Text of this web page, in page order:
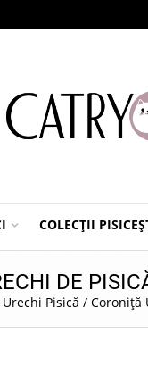
COLECȚII
DE
Pisică / Coroniță